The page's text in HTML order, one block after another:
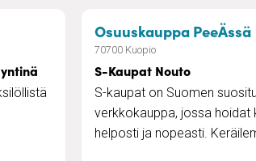
koti- ja vastaanottokäyntinä
Osuuskauppa PeeÄssä
70700 Kuopio
S-Kaupat Nouto
S-kaupat on Suomen
verkkokauppa, jossa hoidat
helposti ja nopeasti.